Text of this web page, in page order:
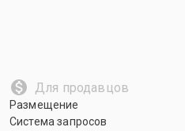
Для продавцов
Размещение
Система запросов